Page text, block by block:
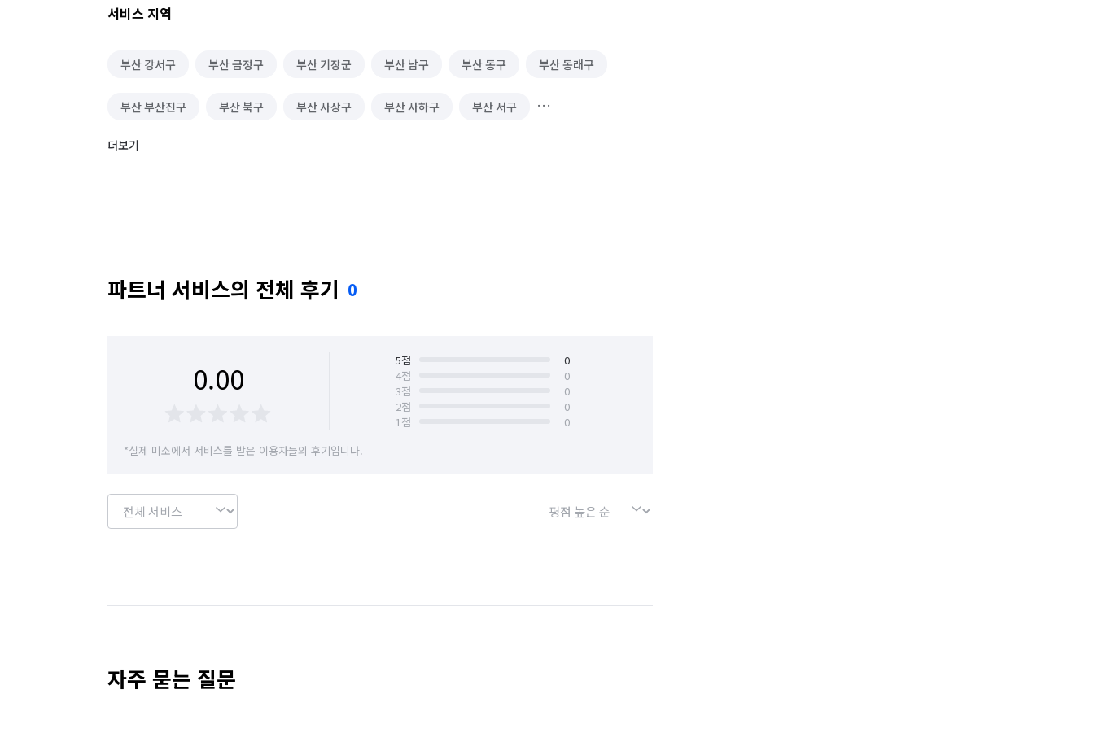
서비스 지역
부산 강서구 부산 금정구 부산 기장군 부산 남구 부산 동구 부산 동래구
부산 부산진구 부산 북구 부산 사상구 부산 사하구 부산 서구
부산 수영구
더보기
파트너 서비스의 전체 후기 0
0.00 5점
0
4점
0
3점
0
2점
0
1점
0
*실제 미소에서 서비스를 받은 이용자들의 후기입니다.
자주 묻는 질문